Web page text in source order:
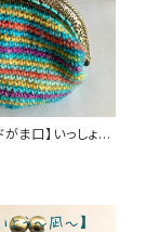
がま口】いっしょに
【オパール毛糸】